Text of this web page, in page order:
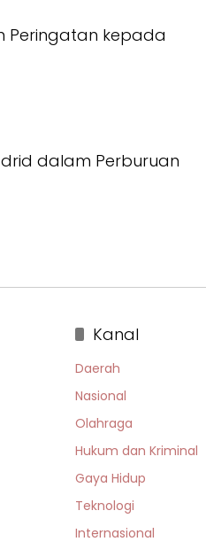
Peringatan kepada
dalam Perburuan
Kanal
Daerah
Nasional
Olahraga
Hukum dan Kriminal
Gaya Hidup
Teknologi
Internasional